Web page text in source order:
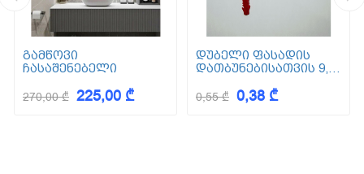
გამწოვი
ჩასაშენებელი
270,00 ₾ 225,00 ₾
დუბელი ფასადის
დათბუნებისათვის 9,5
0,55 ₾ 0,38 ₾